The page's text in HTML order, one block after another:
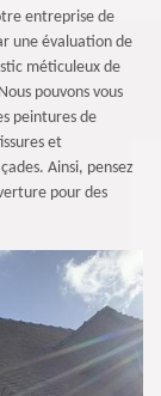
entreprise de
une évaluation de
méticuleux de
pouvons vous
peintures de
et
Ainsi, pensez
pour des